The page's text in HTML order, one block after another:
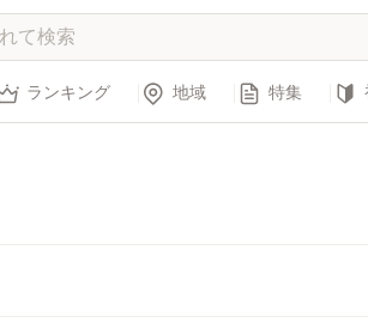
ランキング 地域 特集